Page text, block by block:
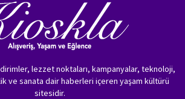
lezzet noktaları, kampanyalar, teknoloji,
ve sanata dair haberleri içeren yaşam kültürü
sitesidir.